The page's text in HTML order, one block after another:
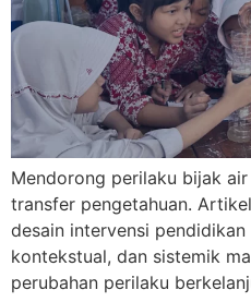
Mendorong perilaku bijak
transfer pengetahuan.
desain intervensi
kontekstual, dan sistemik
perubahan perilaku